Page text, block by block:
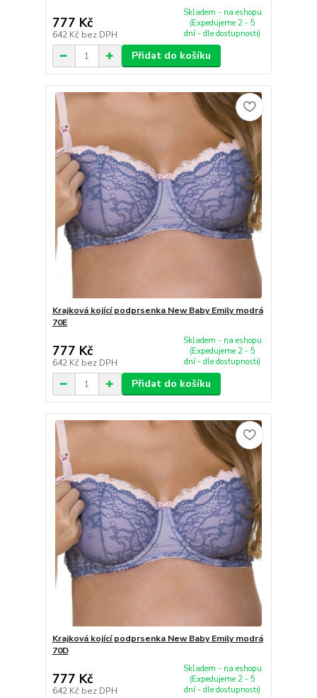
777 Kč
642 Kč bez DPH
Skladem - na eshopu
(Expedujeme 2 - 5
dní - dle dostupnosti)
Přidat do košíku
Krajková kojící podprsenka New Baby Emily modrá
70E
777 Kč
642 Kč bez DPH
Skladem - na eshopu
(Expedujeme 2 - 5
dní - dle dostupnosti)
Přidat do košíku
Krajková kojící podprsenka New Baby Emily modrá
70D
777 Kč
642 Kč bez DPH
Skladem - na eshopu
(Expedujeme 2 - 5
dní - dle dostupnosti)